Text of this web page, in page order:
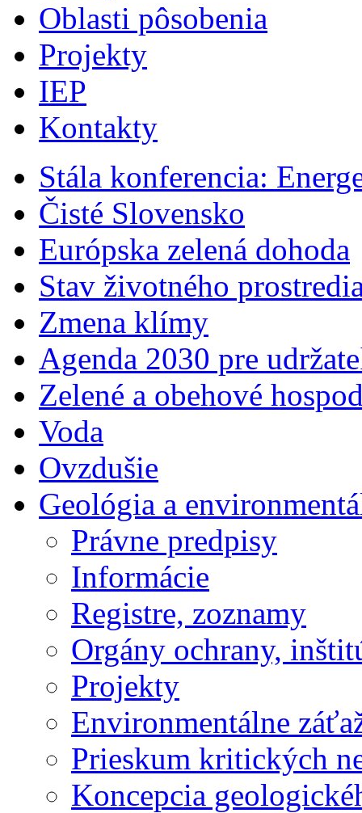
Oblasti pôsobenia
Projekty
IEP
Kontakty
Stála konferencia:
Čisté Slovensko
Európska zelená dohoda
Stav životného
Zmena klímy
Agenda 2030 pre
Zelené a obehové
Voda
Ovzdušie
Geológia a
Právne predpisy
Informácie
Registre, zoznamy
Orgány ochrany,
Projekty
Environmentálne
Prieskum kritických
Koncepcia